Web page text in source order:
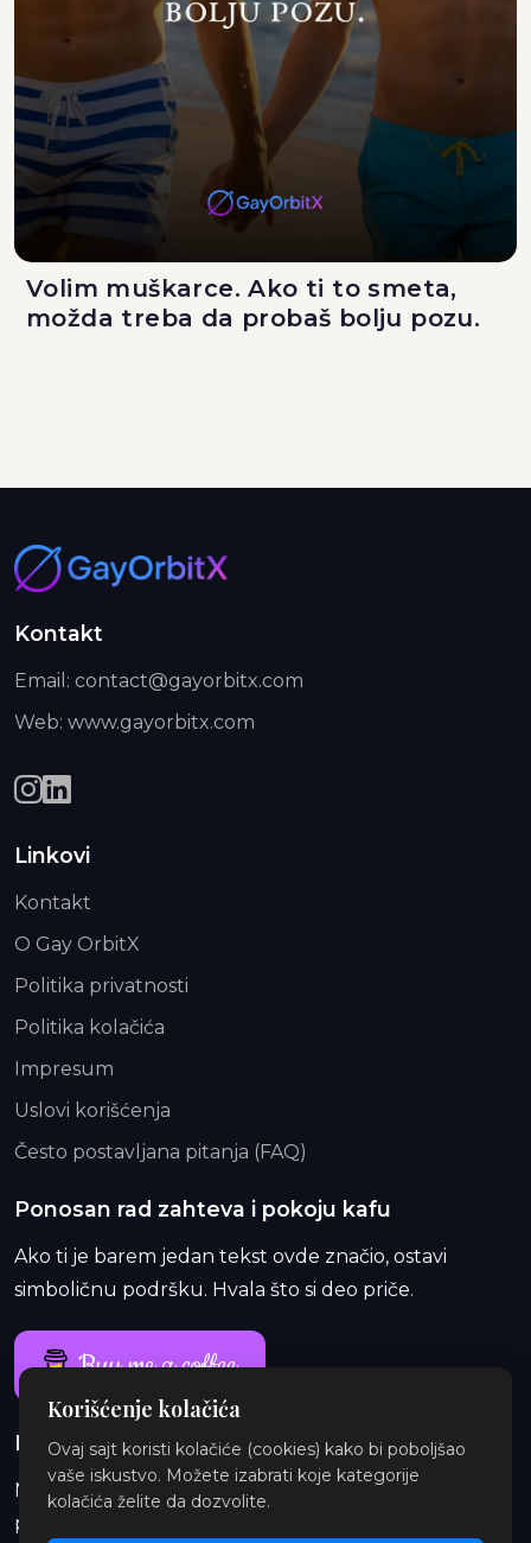
Volim muškarce. Ako ti to smeta,
možda treba da probaš bolju pozu.
Kontakt
Email: contact@gayorbitx.com
Web: www.gayorbitx.com
Linkovi
Kontakt
O Gay OrbitX
Politika privatnosti
Politika kolačića
Impresum
Uslovi korišćenja
Često postavljana pitanja (FAQ)
Ponosan rad zahteva i pokoju kafu
Ako ti je barem jedan tekst ovde značio, ostavi
simboličnu podršku. Hvala što si deo priče.
Buy me a coffee
Ponosan rad traje i duže od jedne kafe
Na Patreon-u te čekaju ekskluzivne i eksplicitne
priče, najave, insajderske priče, audio i ilustracije.
Korišćenje kolačića
Ovaj sajt koristi kolačiće (cookies) kako bi poboljšao
vaše iskustvo. Možete izabrati koje kategorije
kolačića želite da dozvolite.